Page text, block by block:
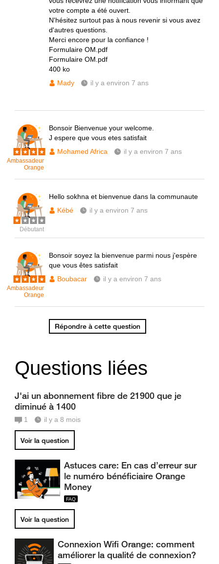
votre compte a été ouvert.
N'hésitez surtout pas à nous revenir si vous avez
d'autres questions.
Merci encore pour la confiance !
Formulaire OM.pdf
Formulaire OM.pdf
400 ko
Mady
il y a environ 7 ans
Ambassadeur
Orange
Bonsoir Bienvenue your welcome.
J espere que vous etes satisfait
Mohamed Africa
il y a environ 7 ans
Débutant
Hello sokhna et bienvenue dans la communaute
Kébé
il y a environ 7 ans
Ambassadeur
Orange
Bonsoir soyez la bienvenue parmi nous j'espère
que vous êtes satisfait
Boubacar
il y a environ 7 ans
Répondre à cette question
Questions liées
J'ai un abonnement fibre de 21900 que je
diminué à 1400
1 il y a 8 mois
Voir la question
Astuces care: En cas d’erreur sur
le numéro bénéficiaire Orange
Money
Voir la question
Connexion Wifi Orange: comment
améliorer la qualité de connexion?